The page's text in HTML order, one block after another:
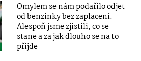
Omylem se nám podařilo odjet
od benzinky bez zaplacení.
Alespoň jsme zjistili, co se
stane a za jak dlouho se na to
přijde